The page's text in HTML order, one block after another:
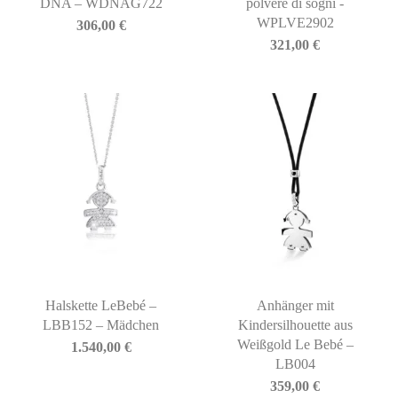
DNA – WDNAG722
306,00 €
polvere di sogni -
WPLVE2902
321,00€
Halskette LeBebé –
LBB152 – Mädchen
1.540,00 €
Anhänger mit
Kindersilhouette aus
Weißgold Le Bebé –
LB004
359,00€